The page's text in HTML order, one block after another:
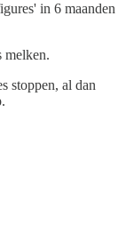
in 6 maanden
melken.
stoppen, al dan